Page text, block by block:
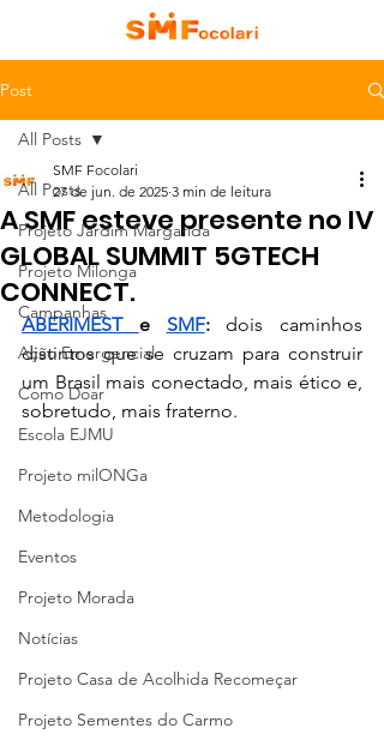
Post
All Posts
Projeto Jardim Margarida
Projeto Milonga
Campanhas
Ação Emergencial
Como Doar
Escola EJMU
Projeto milONGa
Metodologia
Eventos
Projeto Morada
Notícias
Projeto Casa de Acolhida Recomeçar
Projeto Sementes do Carmo
All Posts
A SMF esteve presente no IV
GLOBAL SUMMIT 5GTECH
CONNECT.
SMF Focolari
27 de jun. de 2025 3 min de leitura
ABERIMEST e SMF: dois caminhos
distintos que se cruzam para construir
um Brasil mais conectado, mais ético e,
sobretudo, mais fraterno.